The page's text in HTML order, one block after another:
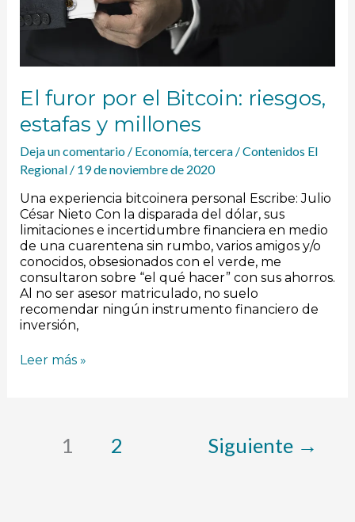
El furor por el Bitcoin: riesgos,
estafas y millones
Deja un comentario / Economía,tercera/Contenidos El
Regional / 19 de noviembre de 2020
Una experiencia bitcoinera personal Escribe: Julio
César Nieto Con la disparada del dólar, sus
limitaciones e incertidumbre financiera en medio
de una cuarentena sin rumbo, varios amigos y/o
conocidos, obsesionados con el verde, me
consultaron sobre “el qué hacer” con sus ahorros.
Al no ser asesor matriculado, no suelo
recomendar ningún instrumento financiero de
inversión,
Leer más »
1 2 Siguiente →